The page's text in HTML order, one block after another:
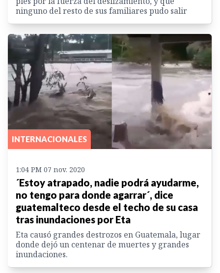
ninguno del resto de sus familiares pudo salir
INTERNACIONALES
1:04 PM 07 nov. 2020
´Estoy atrapado, nadie podrá ayudarme,
no tengo para donde agarrar´, dice
guatemalteco desde el techo de su casa
tras inundaciones por Eta
Eta causó grandes destrozos en Guatemala, lugar
donde dejó un centenar de muertes y grandes
inundaciones.